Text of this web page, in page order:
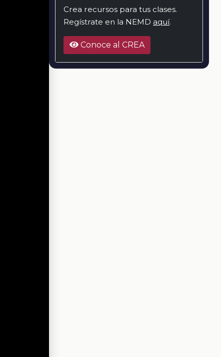
Crea recursos para tus clases.
Regístrate en la NEMD aquí.
Conoce al CREA